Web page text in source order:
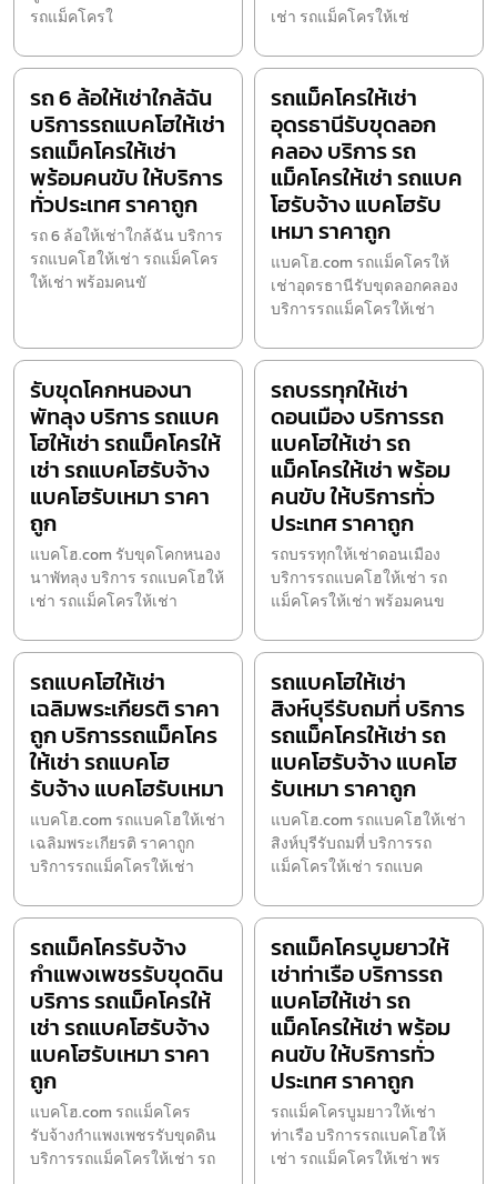
รถแม็คโครใ
เช่า รถแม็คโครให้เช่
รถ 6 ล้อให้เช่าใกล้ฉัน
บริการรถแบคโฮให้เช่า
รถแม็คโครให้เช่า
พร้อมคนขับ ให้บริการ
ทั่วประเทศ ราคาถูก
รถ 6 ล้อให้เช่าใกล้ฉัน บริการ
รถแบคโฮให้เช่า รถแม็คโคร
ให้เช่า พร้อมคนขั
รถแม็คโครให้เช่า
อุดรธานีรับขุดลอก
คลอง บริการ รถ
แม็คโครให้เช่า รถแบค
โฮรับจ้าง แบคโฮรับ
เหมา ราคาถูก
แบคโฮ.com รถแม็คโครให้
เช่าอุดรธานีรับขุดลอกคลอง
บริการรถแม็คโครให้เช่า
รับขุดโคกหนองนา
พัทลุง บริการ รถแบค
โฮให้เช่า รถแม็คโครให้
เช่า รถแบคโฮรับจ้าง
แบคโฮรับเหมา ราคา
ถูก
แบคโฮ.com รับขุดโคกหนอง
นาพัทลุง บริการ รถแบคโฮให้
เช่า รถแม็คโครให้เช่า
รถบรรทุกให้เช่า
ดอนเมือง บริการรถ
แบคโฮให้เช่า รถ
แม็คโครให้เช่า พร้อม
คนขับ ให้บริการทั่ว
ประเทศ ราคาถูก
รถบรรทุกให้เช่าดอนเมือง
บริการรถแบคโฮให้เช่า รถ
แม็คโครให้เช่า พร้อมคนข
รถแบคโฮให้เช่า
เฉลิมพระเกียรติ ราคา
ถูก บริการรถแม็คโคร
ให้เช่า รถแบคโฮ
รับจ้าง แบคโฮรับเหมา
แบคโฮ.com รถแบคโฮให้เช่า
เฉลิมพระเกียรติ ราคาถูก
บริการรถแม็คโครให้เช่า
รถแบคโฮให้เช่า
สิงห์บุรีรับถมที่ บริการ
รถแม็คโครให้เช่า รถ
แบคโฮรับจ้าง แบคโฮ
รับเหมา ราคาถูก
แบคโฮ.com รถแบคโฮให้เช่า
สิงห์บุรีรับถมที่ บริการรถ
แม็คโครให้เช่า รถแบค
รถแม็คโครรับจ้าง
กำแพงเพชรรับขุดดิน
บริการ รถแม็คโครให้
เช่า รถแบคโฮรับจ้าง
แบคโฮรับเหมา ราคา
ถูก
แบคโฮ.com รถแม็คโคร
รับจ้างกำแพงเพชรรับขุดดิน
บริการรถแม็คโครให้เช่า รถ
รถแม็คโครบูมยาวให้
เช่าท่าเรือ บริการรถ
แบคโฮให้เช่า รถ
แม็คโครให้เช่า พร้อม
คนขับ ให้บริการทั่ว
ประเทศ ราคาถูก
รถแม็คโครบูมยาวให้เช่า
ท่าเรือ บริการรถแบคโฮให้
เช่า รถแม็คโครให้เช่า พร